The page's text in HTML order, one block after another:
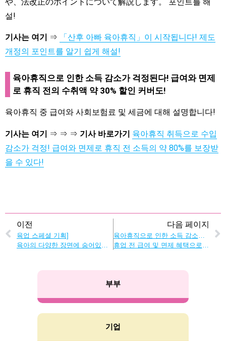
설!
기사는 여기 ⇒
「산후 아빠 육아휴직」이 시작됩니다! 제도
개정의 포인트를 알기 쉽게 해설!
육아휴직으로 인한 소득 감소가 걱정된다! 급여와 면제
로 휴직 전의 수취액 약 30% 할인 커버도!
육아휴직 중 급여와 사회보험료 및 세금에 대해 설명합니다!
기사는 여기 ⇒ ⇒ ⇒ 기사 바로가기 육아휴직 취득으로 수입
감소가 걱정! 급여와 면제로 휴직 전 소득의 약 80%를 보장받
을 수 있다!
이전
육업 스페셜 기획]
육아의 다양한 장면에 숨어있는 성별에 따른 ‘무의식적 가정’을 알아차리는 4컷 만화
다음 페이지
육아휴직으로 인한 소득 감소가 걱정된다!
휴업 전 급여 및 면제 혜택으로 휴업 전 수취가격 할인 혜택도 제공
부부
기업